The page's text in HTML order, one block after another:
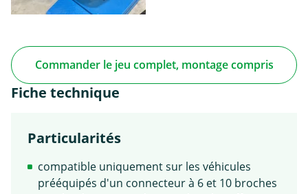
Commander le jeu complet, montage compris
Fiche technique
Particularités
compatible uniquement sur les véhicules
prééquipés d'un connecteur à 6 et 10 broches